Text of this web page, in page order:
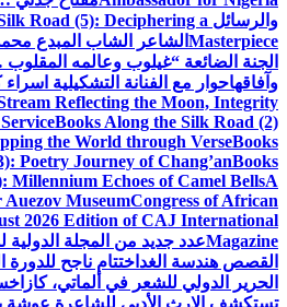
Books Along the Silk Road
محمد الشارني و كتابه الأول ”
المقلوب … حديث العوالم
اسراء كاظمBooks Along the
Silk Road (1): Blue Stream
Fragrant Through Public Service
The Global Poet: Mapping the
Along the Silk Road (3): Poetry
Along the Silk Road (4):
Visit to the Mukhtar Auezov
Journalists Publishes August 2026
الدولية لمؤتمر الصحفيين الأفارقة:
ناجح للدورة السادسة لمهرجان طريق
كازاخستاندراسة نقدية جديدة
عوشة بنت خليفة السويدي مشاركة